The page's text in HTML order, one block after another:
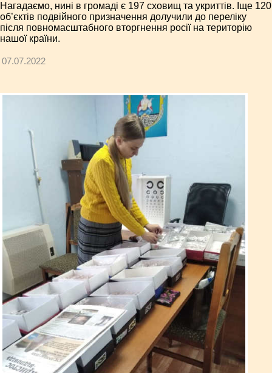
Нагадаємо, нині в громаді є 197 сховищ та укриттів. Іще 120
об’єктів подвійного призначення долучили до переліку
після повномасштабного вторгнення росії на територію
нашої країни.
07.07.2022